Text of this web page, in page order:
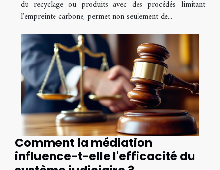
du recyclage ou produits avec des procédés limitant
l’empreinte carbone, permet non seulement de...
Comment la médiation
influence-t-elle l'efficacité du